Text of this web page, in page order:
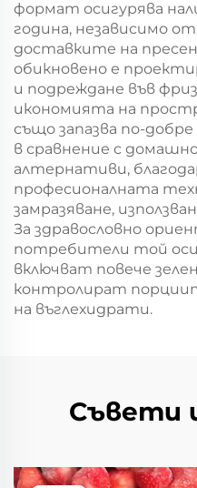
формат осигурява
година, независимо
доставките на
обикновено е
и подреждане във
икономията на
също запазва по-
в сравнение с
алтернативи,
професионалната
замразяване,
За здравословно
потребители той
включват повече
контролират
на въглехидрати.
Съвети